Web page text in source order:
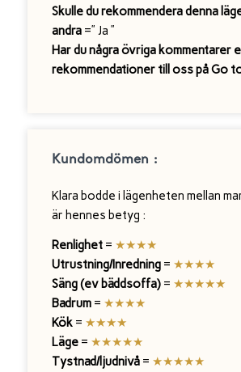
Skulle du rekommendera denna
andra=” Ja ”
Har du några övriga kommentarer
rekommendationer till oss på Go
Kundomdömen :
Klara bodde i lägenheten mellan
är hennes betyg :
Renlighet= ★★★★
Utrustning/Inredning= ★★★★
Säng (ev bäddsoffa)= ★★★★★
Badrum= ★★★★
Kök= ★★★★
Läge= ★★★★★
Tystnad/ljudnivå= ★★★★★